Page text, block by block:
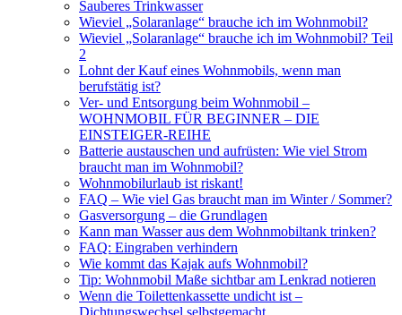
Sauberes Trinkwasser
Wieviel „Solaranlage“ brauche ich im Wohnmobil?
Wieviel „Solaranlage“ brauche ich im Wohnmobil? Teil
2
Lohnt der Kauf eines Wohnmobils, wenn man
berufstätig ist?
Ver- und Entsorgung beim Wohnmobil –
WOHNMOBIL FÜR BEGINNER – DIE
EINSTEIGER-REIHE
Batterie austauschen und aufrüsten: Wie viel Strom
braucht man im Wohnmobil?
Wohnmobilurlaub ist riskant!
FAQ – Wie viel Gas braucht man im Winter / Sommer?
Gasversorgung – die Grundlagen
Kann man Wasser aus dem Wohnmobiltank trinken?
FAQ: Eingraben verhindern
Wie kommt das Kajak aufs Wohnmobil?
Tip: Wohnmobil Maße sichtbar am Lenkrad notieren
Wenn die Toilettenkassette undicht ist –
Dichtungswechsel selbstgemacht